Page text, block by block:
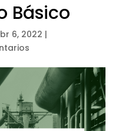
Básico
6, 2022 |